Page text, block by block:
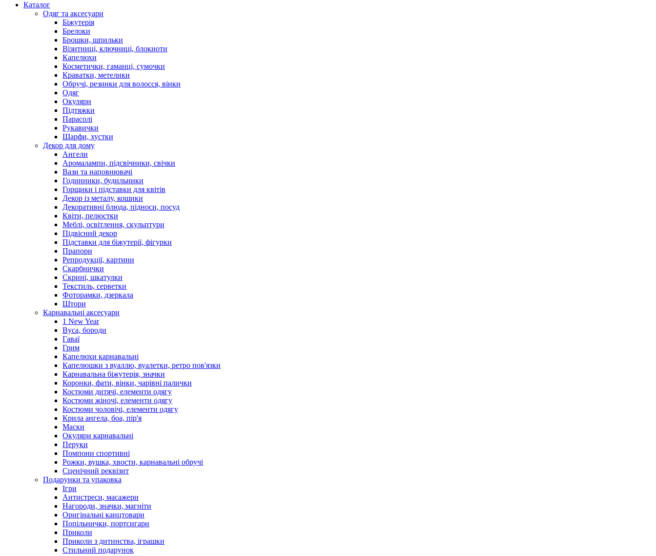
Каталог
Oдяг та аксесуари
Біжутерія
Брелоки
Брошки, шпильки
Візитниці, ключниці, блокноти
Капелюхи
Косметички, гаманці, сумочки
Краватки, метелики
Обручі, резинки для волосся, вінки
Одяг
Окуляри
Підтяжки
Парасолі
Рукавички
Шарфи, хустки
Декор для дому
Ангели
Аромалампи, підсвічники, свічки
Вази та наповнювачі
Годинники, будильники
Горщики і підставки для квітів
Декор із металу, кошики
Декоративні блюда, підноси, посуд
Квіти, пелюстки
Меблі, освітлення, скульптури
Підвісний декор
Підставки для біжутерії, фігурки
Прапори
Репродукції, картини
Скарбнички
Скрині, шкатулки
Текстиль, серветки
Фоторамки, дзеркала
Штори
Карнавальні аксесуари
1 New Year
Вуса, бороди
Гаваї
Грим
Капелюхи карнавальні
Капелюшки з вуаллю, вуалетки, ретро пов'язки
Карнавальна біжутерія, значки
Коронки, фати, вінки, чарівні палички
Костюми дитячі, елементи одягу
Костюми жіночі, елементи одягу
Костюми чоловічі, елементи одягу
Крила ангела, боа, пір'я
Маски
Окуляри карнавальні
Перуки
Помпони спортивні
Рожки, вушка, хвости, карнавальні обручі
Сценічний реквізит
Подарунки та упаковка
Ігри
Антистреси, масажери
Нагороди, значки, магніти
Оригінальні канцтовари
Попільнички, портсигари
Приколи
Приколи з дитинства, іграшки
Стильний подарунок